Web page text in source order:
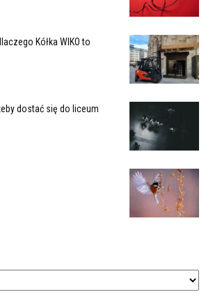
Kółka WIKO to
dostać się do liceum